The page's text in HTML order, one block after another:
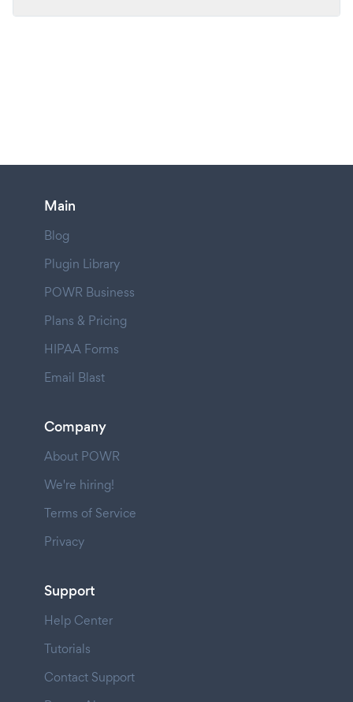
Main
Blog
Plugin Library
POWR Business
Plans & Pricing
HIPAA Forms
Email Blast
Company
About POWR
We're hiring!
Terms of Service
Privacy
Support
Help Center
Tutorials
Contact Support